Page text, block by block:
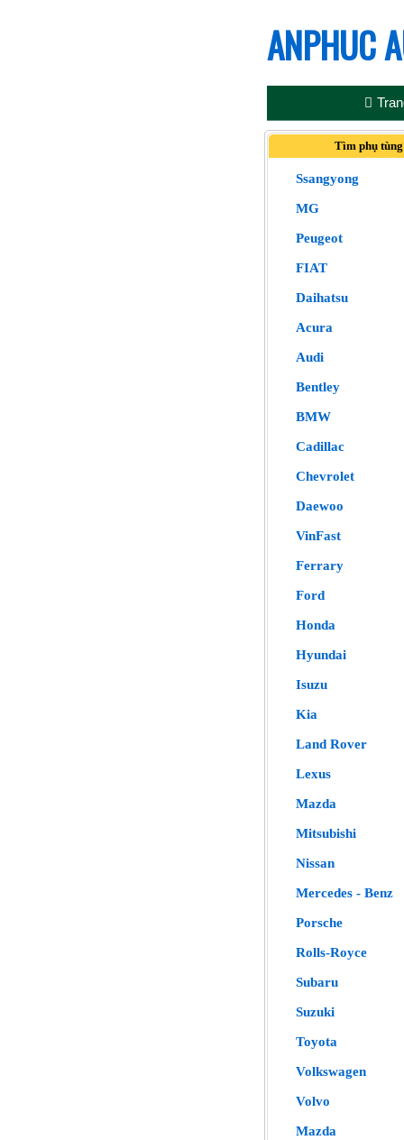
ANPHUC
Tìm phụ
Ssangyong
MG
Peugeot
FIAT
Daihatsu
Acura
Audi
Bentley
BMW
Cadillac
Chevrolet
Daewoo
VinFast
Ferrary
Ford
Honda
Hyundai
Isuzu
Kia
Land Rover
Lexus
Mazda
Mitsubishi
Nissan
Mercedes - Benz
Porsche
Rolls-Royce
Subaru
Suzuki
Toyota
Volkswagen
Volvo
Mazda